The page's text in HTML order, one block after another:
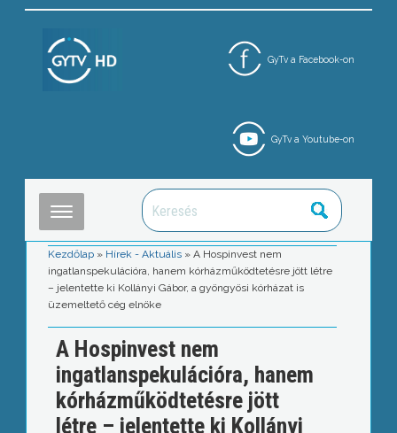
GyTv a Facebook-on
GyTv a Youtube-on
Kezdőlap » Hírek - Aktuális »A Hospinvest nem
ingatlanspekulációra, hanem kórházműködtetésre jött létre
– jelentette ki Kollányi Gábor, a gyöngyösi kórházat is
üzemeltető cég elnöke
A Hospinvest nem
ingatlanspekulációra, hanem
kórházműködtetésre jött
létre – jelentette ki Kollányi